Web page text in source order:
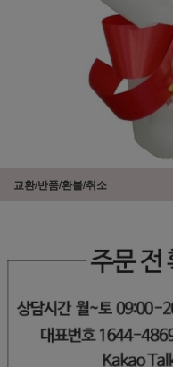
교환/반품/환불/취소